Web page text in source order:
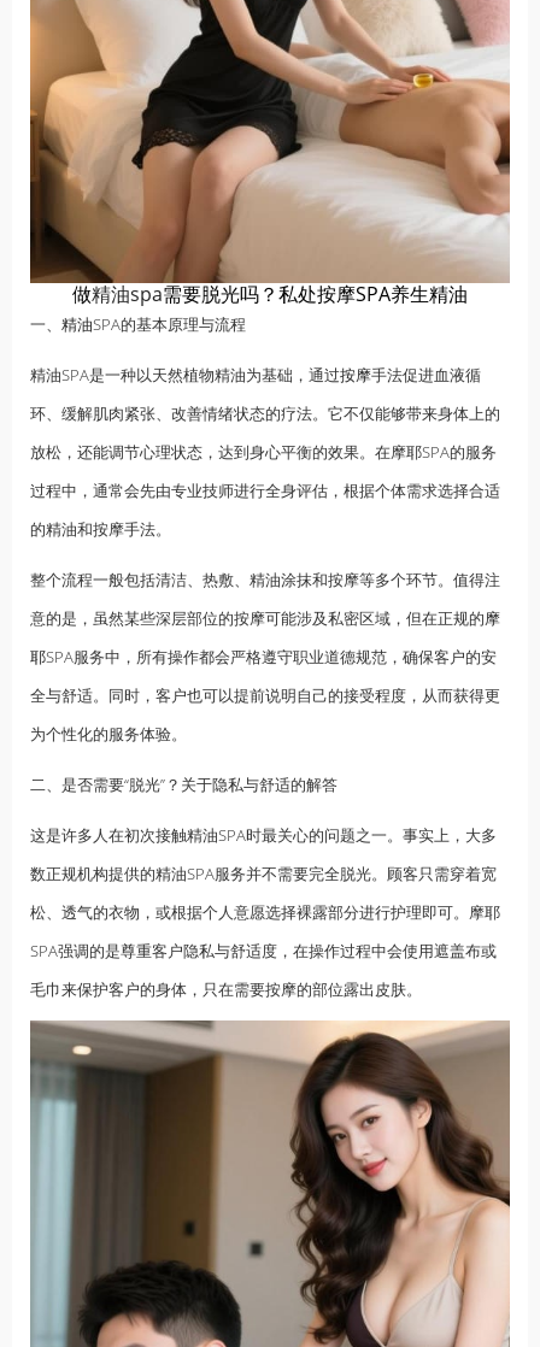
做精油spa需要脱光吗？私处按摩SPA养生精油
一、 精油SPA的基本原理与流程
精油SPA是一种以天然植物精油为基础，通过按摩手法促进血液循
环、缓解肌肉紧张、改善情绪状态的疗法。它不仅能够带来身体上的
放松，还能调节心理状态，达到身心平衡的效果。在摩耶SPA的服务
过程中，通常会先由专业技师进行全身评估，根据个体需求选择合适
的精油和按摩手法。
整个流程一般包括清洁、热敷、精油涂抹和按摩等多个环节。值得注
意的是，虽然某些深层部位的按摩可能涉及私密区域，但在正规的摩
耶SPA服务中，所有操作都会严格遵守职业道德规范，确保客户的安
全与舒适。同时，客户也可以提前说明自己的接受程度，从而获得更
为个性化的服务体验。
二、是否需要“脱光”？关于隐私与舒适的解答
这是许多人在初次接触精油SPA时最关心的问题之一。事实上，大多
数正规机构提供的精油SPA服务并不需要完全脱光。顾客只需穿着宽
松、透气的衣物，或根据个人意愿选择裸露部分进行护理即可。摩耶
SPA强调的是尊重客户隐私与舒适度，在操作过程中会使用遮盖布或
毛巾来保护客户的身体，只在需要按摩的部位露出皮肤。